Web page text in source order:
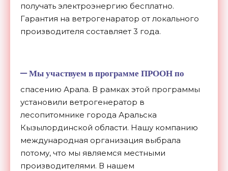
получать электроэнергию бесплатно.
Гарантия на ветрогенаратор от локального
производителя составляет 3 года.
–Мы участвуем в программе ПРООН по
спасению Арала. В рамках этой программы
установили ветрогенератор в
лесопитомнике города Аральска
Кызылординской области. Нашу компанию
международная организация выбрала
потому, что мы являемся местными
производителями. В нашем